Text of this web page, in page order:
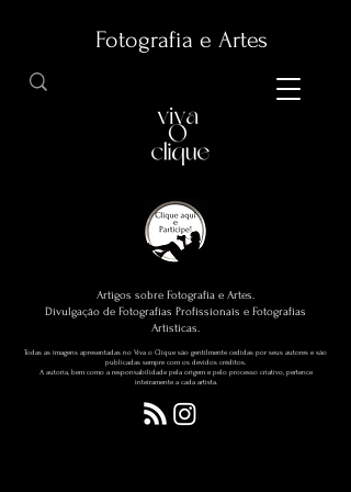
Fotografia e Artes
Artigos sobre Fotografia e Artes.
Divulgação de Fotografias Profissionais e Fotografias
Artísticas.
Todas as imagens apresentadas no Viva o Clique são gentilmente cedidas por seus autores e são
publicadas sempre com os devidos créditos.
A autoria, bem como a responsabilidade pela origem e pelo processo criativo, pertence
inteiramente a cada artista.